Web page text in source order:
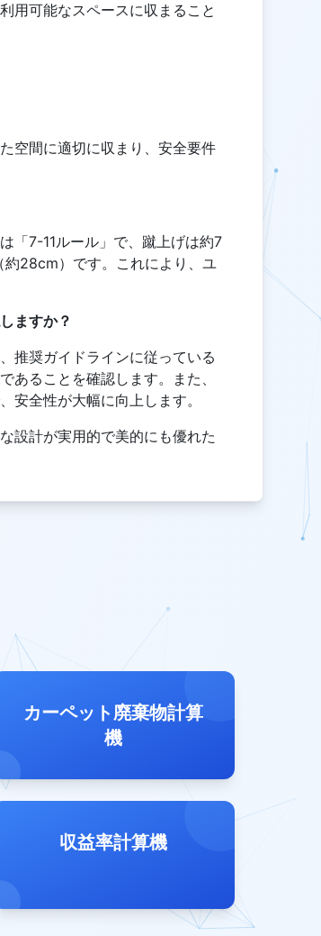
用可能なスペースに収まること
空間に適切に収まり、安全要件
「7-11ルール」で、蹴上げは約7
約28cm）です。これにより、ユ
ますか？
推奨ガイドラインに従っている
あることを確認します。また、
安全性が大幅に向上します。
設計が実用的で美的にも優れた
カーペット廃棄物計算
機
収益率計算機